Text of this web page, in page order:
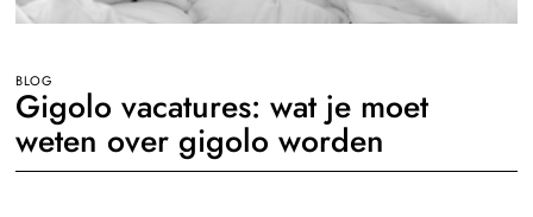
BLOG
Gigolo vacatures: wat je moet
weten over gigolo worden